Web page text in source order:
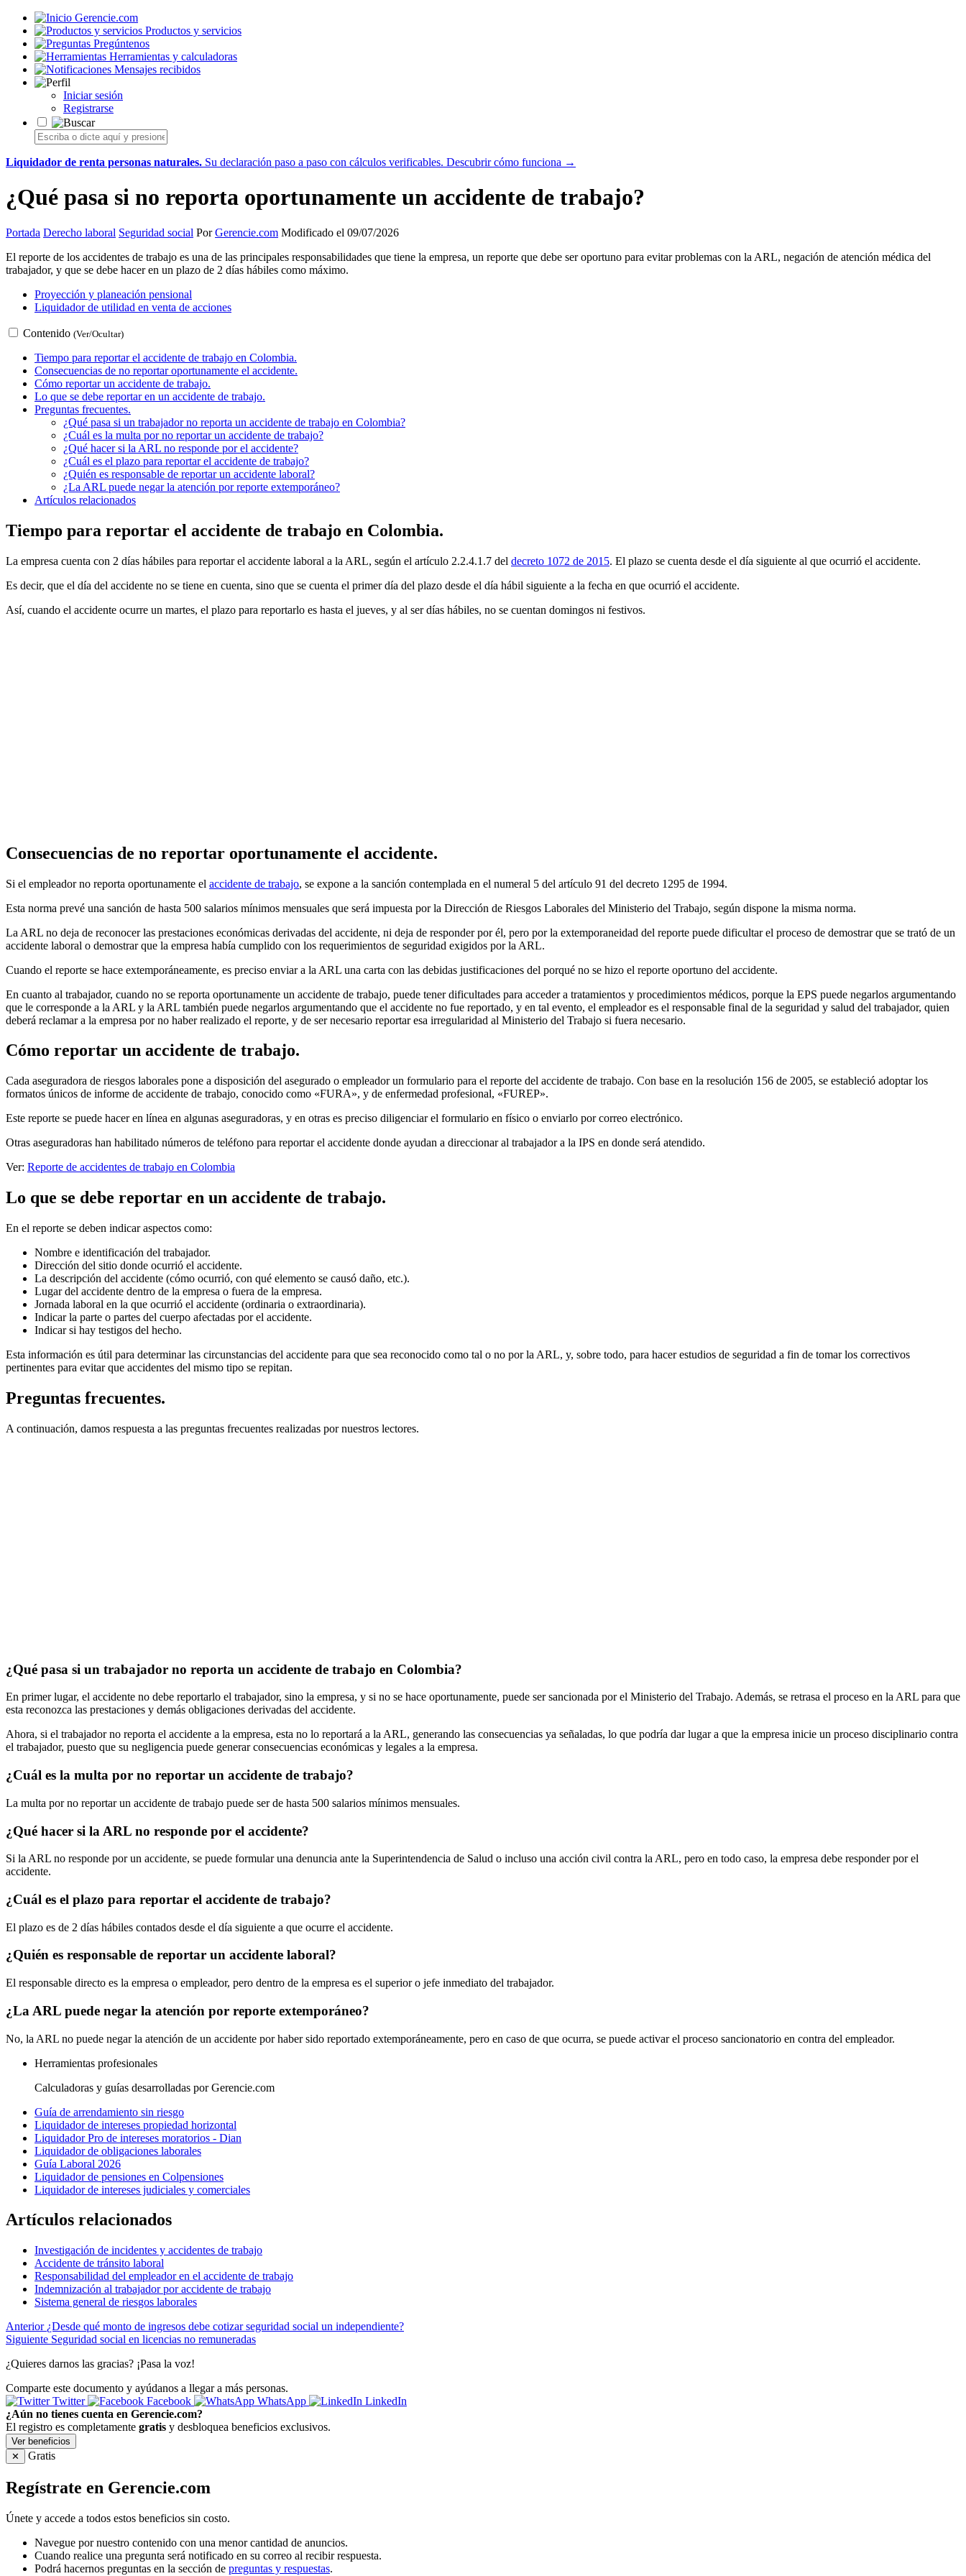
Gerencie.com
Productos y servicios
Pregúntenos
Herramientas y calculadoras
Mensajes recibidos
Iniciar sesión
Registrarse
Liquidador de renta personas naturales. Su declaración paso a paso con cálculos verificables. Descubrir cómo funciona →
¿Qué pasa si no reporta oportunamente un accidente de trabajo?
Portada Derecho laboral Seguridad social PorGerencie.com Modificado el 09/07/2026
El reporte de los accidentes de trabajo es una de las principales responsabilidades que tiene la empresa, un reporte que debe ser oportuno para evitar problemas con la ARL, negación de atención médica del
trabajador, y que se debe hacer en un plazo de 2 días hábiles como máximo.
Proyección y planeación pensional
Liquidador de utilidad en venta de acciones
Contenido (Ver/Ocultar)
Tiempo para reportar el accidente de trabajo en Colombia.
Consecuencias de no reportar oportunamente el accidente.
Cómo reportar un accidente de trabajo.
Lo que se debe reportar en un accidente de trabajo.
Preguntas frecuentes.
¿Qué pasa si un trabajador no reporta un accidente de trabajo en Colombia?
¿Cuál es la multa por no reportar un accidente de trabajo?
¿Qué hacer si la ARL no responde por el accidente?
¿Cuál es el plazo para reportar el accidente de trabajo?
¿Quién es responsable de reportar un accidente laboral?
¿La ARL puede negar la atención por reporte extemporáneo?
Artículos relacionados
Tiempo para reportar el accidente de trabajo en Colombia.
La empresa cuenta con 2 días hábiles para reportar el accidente laboral a la ARL, según el artículo 2.2.4.1.7 del decreto 1072 de 2015. El plazo se cuenta desde el día siguiente al que ocurrió el accidente.
Es decir, que el día del accidente no se tiene en cuenta, sino que se cuenta el primer día del plazo desde el día hábil siguiente a la fecha en que ocurrió el accidente.
Así, cuando el accidente ocurre un martes, el plazo para reportarlo es hasta el jueves, y al ser días hábiles, no se cuentan domingos ni festivos.
Consecuencias de no reportar oportunamente el accidente.
Si el empleador no reporta oportunamente el accidente de trabajo, se expone a la sanción contemplada en el numeral 5 del artículo 91 del decreto 1295 de 1994.
Esta norma prevé una sanción de hasta 500 salarios mínimos mensuales que será impuesta por la Dirección de Riesgos Laborales del Ministerio del Trabajo, según dispone la misma norma.
La ARL no deja de reconocer las prestaciones económicas derivadas del accidente, ni deja de responder por él, pero por la extemporaneidad del reporte puede dificultar el proceso de demostrar que se trató de un
accidente laboral o demostrar que la empresa había cumplido con los requerimientos de seguridad exigidos por la ARL.
Cuando el reporte se hace extemporáneamente, es preciso enviar a la ARL una carta con las debidas justificaciones del porqué no se hizo el reporte oportuno del accidente.
En cuanto al trabajador, cuando no se reporta oportunamente un accidente de trabajo, puede tener dificultades para acceder a tratamientos y procedimientos médicos, porque la EPS puede negarlos argumentando
que le corresponde a la ARL y la ARL también puede negarlos argumentando que el accidente no fue reportado, y en tal evento, el empleador es el responsable final de la seguridad y salud del trabajador, quien
deberá reclamar a la empresa por no haber realizado el reporte, y de ser necesario reportar esa irregularidad al Ministerio del Trabajo si fuera necesario.
Cómo reportar un accidente de trabajo.
Cada aseguradora de riesgos laborales pone a disposición del asegurado o empleador un formulario para el reporte del accidente de trabajo. Con base en la resolución 156 de 2005, se estableció adoptar los
formatos únicos de informe de accidente de trabajo, conocido como «FURA», y de enfermedad profesional, «FUREP».
Este reporte se puede hacer en línea en algunas aseguradoras, y en otras es preciso diligenciar el formulario en físico o enviarlo por correo electrónico.
Otras aseguradoras han habilitado números de teléfono para reportar el accidente donde ayudan a direccionar al trabajador a la IPS en donde será atendido.
Ver: Reporte de accidentes de trabajo en Colombia
Lo que se debe reportar en un accidente de trabajo.
En el reporte se deben indicar aspectos como:
Nombre e identificación del trabajador.
Dirección del sitio donde ocurrió el accidente.
La descripción del accidente (cómo ocurrió, con qué elemento se causó daño, etc.).
Lugar del accidente dentro de la empresa o fuera de la empresa.
Jornada laboral en la que ocurrió el accidente (ordinaria o extraordinaria).
Indicar la parte o partes del cuerpo afectadas por el accidente.
Indicar si hay testigos del hecho.
Esta información es útil para determinar las circunstancias del accidente para que sea reconocido como tal o no por la ARL, y, sobre todo, para hacer estudios de seguridad a fin de tomar los correctivos
pertinentes para evitar que accidentes del mismo tipo se repitan.
Preguntas frecuentes.
A continuación, damos respuesta a las preguntas frecuentes realizadas por nuestros lectores.
¿Qué pasa si un trabajador no reporta un accidente de trabajo en Colombia?
En primer lugar, el accidente no debe reportarlo el trabajador, sino la empresa, y si no se hace oportunamente, puede ser sancionada por el Ministerio del Trabajo. Además, se retrasa el proceso en la ARL para que
esta reconozca las prestaciones y demás obligaciones derivadas del accidente.
Ahora, si el trabajador no reporta el accidente a la empresa, esta no lo reportará a la ARL, generando las consecuencias ya señaladas, lo que podría dar lugar a que la empresa inicie un proceso disciplinario contra
el trabajador, puesto que su negligencia puede generar consecuencias económicas y legales a la empresa.
¿Cuál es la multa por no reportar un accidente de trabajo?
La multa por no reportar un accidente de trabajo puede ser de hasta 500 salarios mínimos mensuales.
¿Qué hacer si la ARL no responde por el accidente?
Si la ARL no responde por un accidente, se puede formular una denuncia ante la Superintendencia de Salud o incluso una acción civil contra la ARL, pero en todo caso, la empresa debe responder por el
accidente.
¿Cuál es el plazo para reportar el accidente de trabajo?
El plazo es de 2 días hábiles contados desde el día siguiente a que ocurre el accidente.
¿Quién es responsable de reportar un accidente laboral?
El responsable directo es la empresa o empleador, pero dentro de la empresa es el superior o jefe inmediato del trabajador.
¿La ARL puede negar la atención por reporte extemporáneo?
No, la ARL no puede negar la atención de un accidente por haber sido reportado extemporáneamente, pero en caso de que ocurra, se puede activar el proceso sancionatorio en contra del empleador.
Herramientas profesionales
Calculadoras y guías desarrolladas por Gerencie.com
Guía de arrendamiento sin riesgo
Liquidador de intereses propiedad horizontal
Liquidador Pro de intereses moratorios - Dian
Liquidador de obligaciones laborales
Guía Laboral 2026
Liquidador de pensiones en Colpensiones
Liquidador de intereses judiciales y comerciales
Artículos relacionados
Investigación de incidentes y accidentes de trabajo
Accidente de tránsito laboral
Responsabilidad del empleador en el accidente de trabajo
Indemnización al trabajador por accidente de trabajo
Sistema general de riesgos laborales
Anterior ¿Desde qué monto de ingresos debe cotizar seguridad social un independiente?
Siguiente Seguridad social en licencias no remuneradas
¿Quieres darnos las gracias? ¡Pasa la voz!
Comparte este documento y ayúdanos a llegar a más personas.
Twitter
Facebook WhatsApp
LinkedIn
¿Aún no tienes cuenta en Gerencie.com?
El registro es completamente gratis y desbloquea beneficios exclusivos.
Ver beneficios
✕
Gratis
Regístrate en Gerencie.com
Únete y accede a todos estos beneficios sin costo.
Navegue por nuestro contenido con una menor cantidad de anuncios.
Cuando realice una pregunta será notificado en su correo al recibir respuesta.
Podrá hacernos preguntas en la sección de preguntas y respuestas.